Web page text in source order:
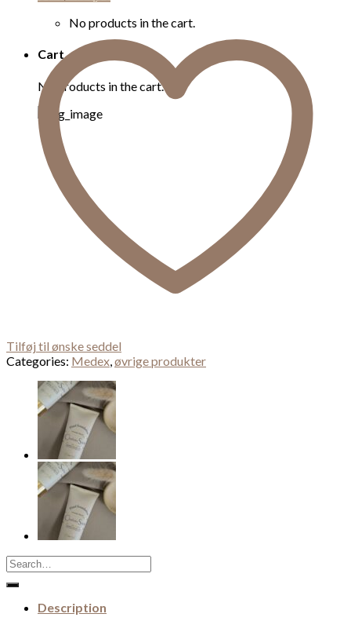
No products in the cart.
Cart
No products in the cart.
Tilføj til ønske seddel
Categories: Medex,øvrige produkter
Search
for:
Description